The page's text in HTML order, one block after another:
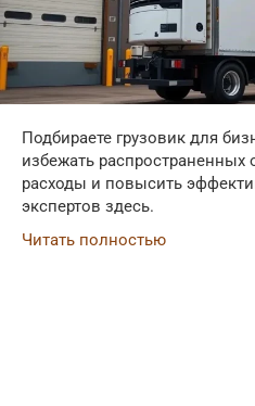
Подбираете грузовик для
избежать
расходы и повысить
экспертов здесь.
Читать полностью